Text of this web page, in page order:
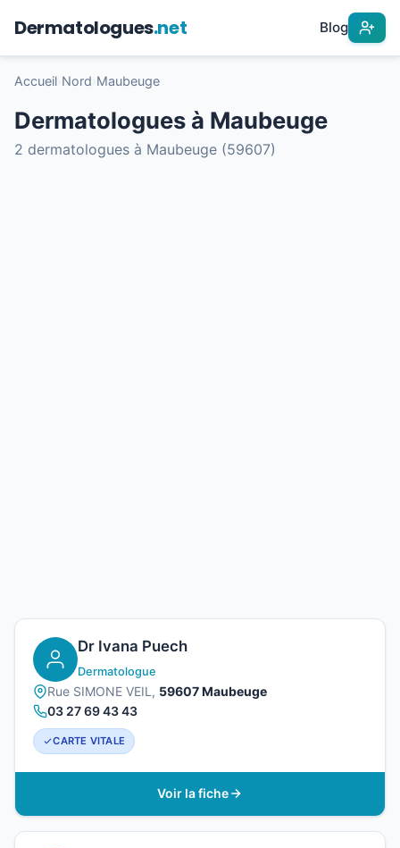
Dermatologues.net Blog
Accueil Nord Maubeuge
Dermatologues à Maubeuge
2 dermatologues à Maubeuge (59607)
Dr Ivana Puech
Dermatologue
Rue SIMONE VEIL, 59607 Maubeuge
03 27 69 43 43
CARTE VITALE
Voir la fiche